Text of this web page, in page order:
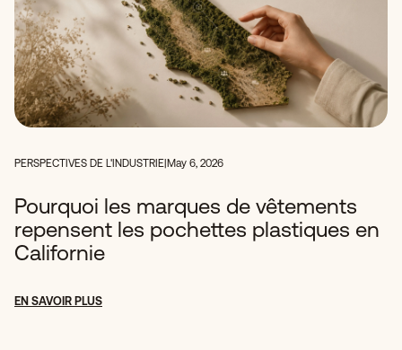
PERSPECTIVES DE L'INDUSTRIE May 6, 2026
Pourquoi les marques de vêtements
repensent les pochettes plastiques en
Californie
EN SAVOIR PLUS